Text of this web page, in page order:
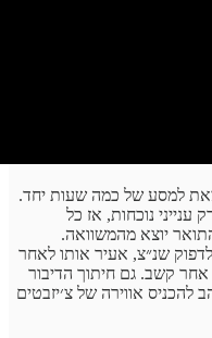
למסע של כמה שעות יחד.
ענייני נוכחות, אז כל
יוצא מהמשוואה.
שנ״צ, אעיר אותו לאחר
קשב. גם חיתוך הדיבור
להכניס אווירה של צ׳יזבטים